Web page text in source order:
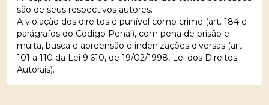
são de seus respectivos autores.
A violação dos direitos é punível como crime (art. 184 e
parágrafos do Código Penal), com pena de prisão e
multa, busca e apreensão e indenizações diversas (art.
101 a 110 da Lei 9.610, de 19/02/1998, Lei dos Direitos
Autorais).